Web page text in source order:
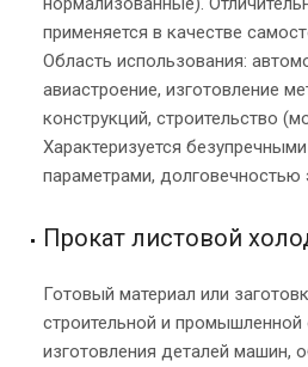
применяется в качестве
Область использования:
авиастроение, изготовление
конструкций, строительство
Характеризуется
параметрами, долговечностью
Прокат листовой
Готовый материал или
строительной и промышленной
изготовления деталей машин,